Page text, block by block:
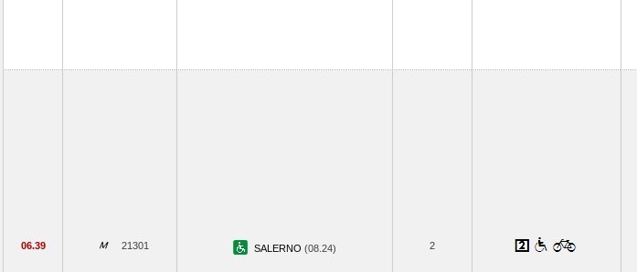
06.39 21301 SALERNO (08.24) 2